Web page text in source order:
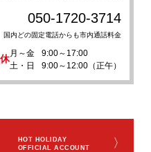
050-1720-3714
国内どの固定電話からも市内通話料金
月～金
9:00～17:00
土・日
9:00～12:00（正午）
HOT HOLIDAY
OFFICIAL ACCOUNT
〉